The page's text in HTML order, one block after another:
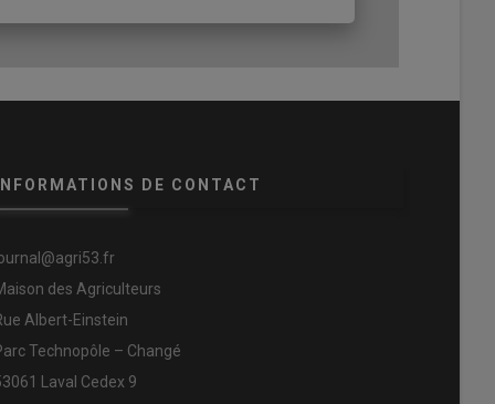
INFORMATIONS DE CONTACT
des Agriculteurs
Albert-Einstein
Technopôle – Changé
Laval Cedex 9